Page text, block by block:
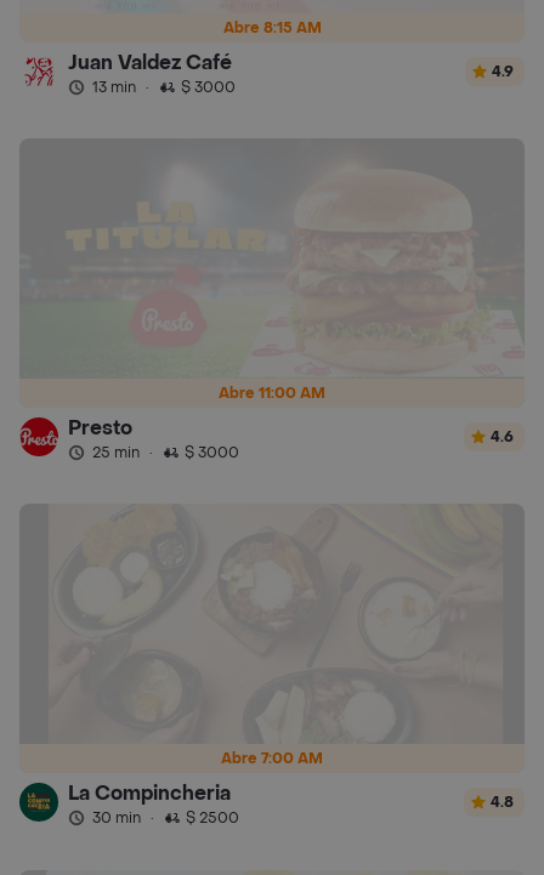
Abre 8:15 AM
Juan Valdez Café
13 min · $ 3000
4.9
Abre 11:00 AM
Presto
25 min · $ 3000
4.6
Abre 7:00 AM
La Compincheria
30 min · $ 2500
4.8